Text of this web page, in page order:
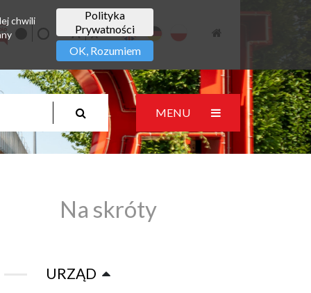
MENU
Na skróty
URZĄD
Polityka
Prywatności
OK, Rozumiem
chwili